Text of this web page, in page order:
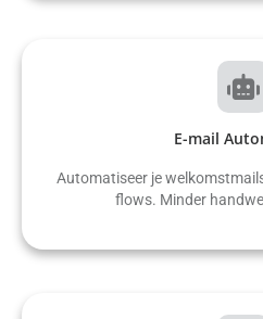
E-mail
Automatiseer je
flows. Minder